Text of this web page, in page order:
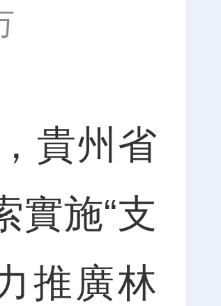
貴州省
實施“支
推廣林